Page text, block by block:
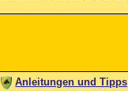
Anleitungen und Tipps